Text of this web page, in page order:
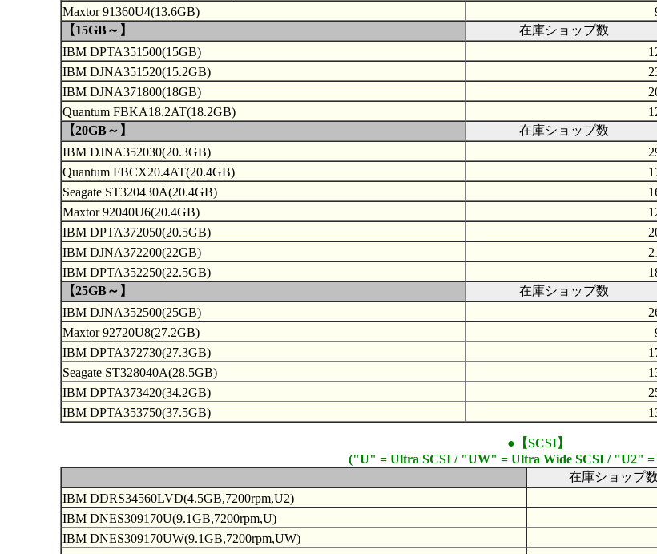
Maxtor 91360U4(13.6GB)
【15GB～】
在庫ショップ数
IBM DPTA351500(15GB)
IBM DJNA351520(15.2GB)
IBM DJNA371800(18GB)
Quantum FBKA18.2AT(18.2GB)
【20GB～】
在庫ショップ数
IBM DJNA352030(20.3GB)
Quantum FBCX20.4AT(20.4GB)
Seagate ST320430A(20.4GB)
Maxtor 92040U6(20.4GB)
IBM DPTA372050(20.5GB)
IBM DJNA372200(22GB)
IBM DPTA352250(22.5GB)
【25GB～】
在庫ショップ数
IBM DJNA352500(25GB)
Maxtor 92720U8(27.2GB)
IBM DPTA372730(27.3GB)
Seagate ST328040A(28.5GB)
IBM DPTA373420(34.2GB)
IBM DPTA353750(37.5GB)
●【SCSI】
("U" = Ultra SCSI / "UW" = Ultra Wide SCSI / "U2" =
在庫ショップ数
IBM DDRS34560LVD(4.5GB,7200rpm,U2)
IBM DNES309170U(9.1GB,7200rpm,U)
IBM DNES309170UW(9.1GB,7200rpm,UW)